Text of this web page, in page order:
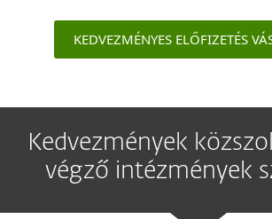
KEDVEZMÉNYES ELŐFIZETÉS
Kedvezmények
végző intézmények